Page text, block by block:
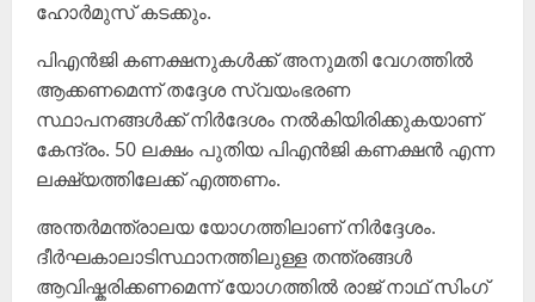
ഹോർമുസ് കടക്കും.
പിഎൻജി കണക്ഷനുകൾക്ക് അനുമതി വേഗത്തിൽ
ആക്കണമെന്ന് തദ്ദേശ സ്വയംഭരണ
സ്ഥാപനങ്ങൾക്ക് നിർദേശം നൽകിയിരിക്കുകയാണ്
കേന്ദ്രം. 50 ലക്ഷം പുതിയ പിഎൻജി കണക്ഷൻ എന്ന
ലക്ഷ്യത്തിലേക്ക് എത്തണം.
അന്തർമന്ത്രാലയ യോഗത്തിലാണ് നിർദ്ദേശം.
ദീർഘകാലാടിസ്ഥാനത്തിലുള്ള തന്ത്രങ്ങൾ
ആവിഷ്കരിക്കണമെന്ന് യോഗത്തിൽ രാജ് നാഥ് സിംഗ്